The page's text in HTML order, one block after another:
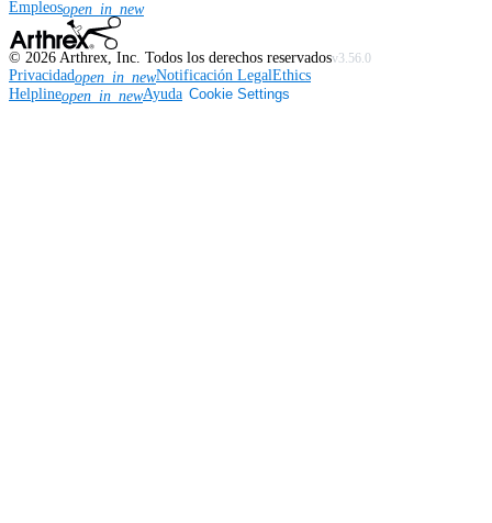
Empleosopen_in_new
© 2026 Arthrex, Inc. Todos los derechos reservadosv3.56.0
Privacidadopen_in_newNotificación LegalEthics
Helplineopen_in_newAyuda Cookie Settings